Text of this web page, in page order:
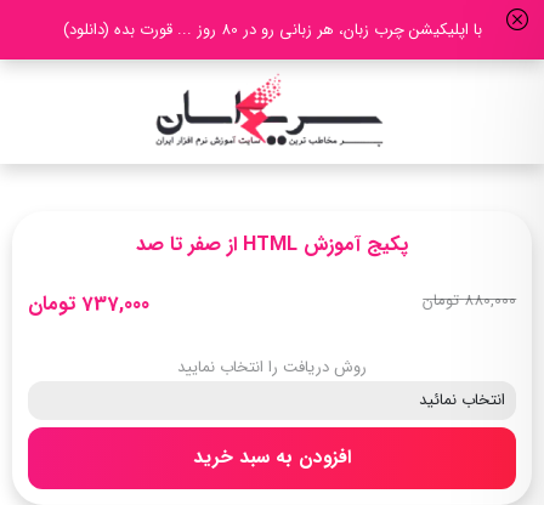
با اپلیکیشن چرب زبان، هر زبانی رو در 80 روز ... قورت بده (دانلود)
پکیج آموزش HTML از صفر تا صد
880,000 تومان 737,000 تومان
روش دریافت را انتخاب نمایید
افزودن به سبد خرید